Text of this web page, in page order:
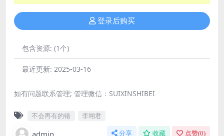
登录后购买
包含资源: (1个)
最近更新: 2025-03-16
如有问题联系管理; 管理微信：SUIXINSHIBEI
不会再有的错 李翊君
admin 分享 收藏 点赞(0)